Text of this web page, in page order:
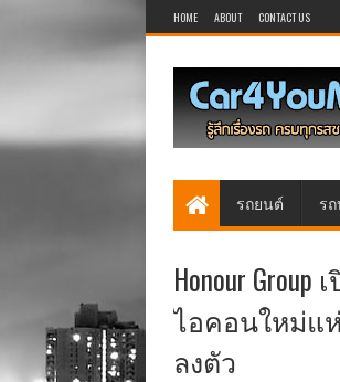
HOME ABOUT CONTACT US
รถยนต์ ร
Honour
ไอคอนใหม่แ
ลงตัว